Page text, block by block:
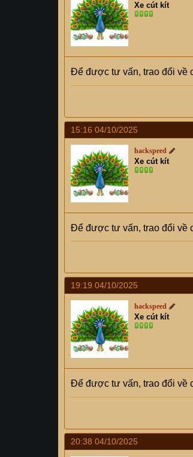
Xe cút kít
Để được tư vấn, trao đổi về
15:16 04/10/2025
hackspeed
Xe cút kít
Để được tư vấn, trao đổi về
19:19 04/10/2025
hackspeed
Xe cút kít
Để được tư vấn, trao đổi về
20:38 04/10/2025